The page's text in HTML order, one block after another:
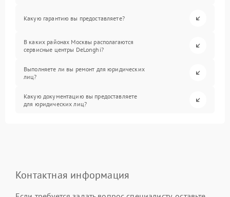
Какую гарантию вы предоставляете?
В каких районах Москвы располагаются
сервисные центры DeLonghi?
Выполняете ли вы ремонт для юридических
лиц?
Какую документацию вы предоставляете
для юридических лиц?
Контактная информация